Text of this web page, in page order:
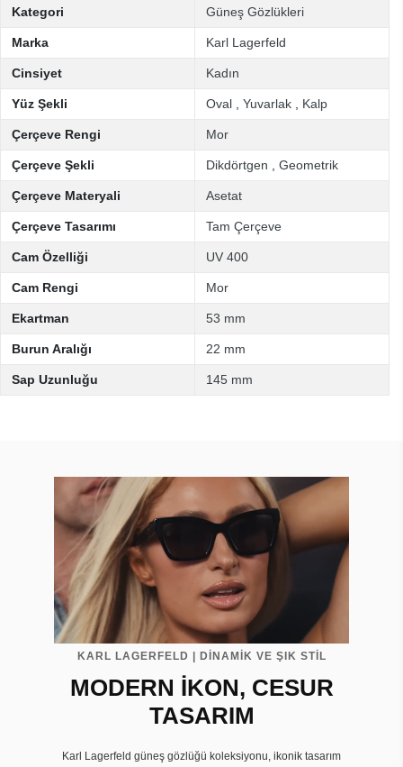
Kategori Güneş Gözlükleri
Marka Karl Lagerfeld
Cinsiyet Kadın
Yüz Şekli Oval Yuvarlak Kalp
Çerçeve Rengi Mor
Çerçeve Şekli Dikdörtgen Geometrik
Çerçeve Materyali Asetat
Çerçeve Tasarımı Tam Çerçeve
Cam Özelliği UV 400
Cam Rengi Mor
Ekartman 53 mm
Burun Aralığı 22 mm
Sap Uzunluğu 145 mm
KARL LAGERFELD | DİNAMİK VE ŞIK STİL
MODERN İKON, CESUR
TASARIM
Karl Lagerfeld güneş gözlüğü koleksiyonu, ikonik tasarım